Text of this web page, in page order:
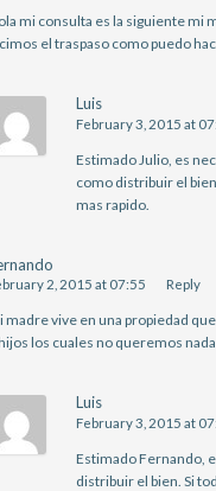
mi consulta es la siguiente mi
el traspaso como puedo
Luis
February 3, 2015 at
Estimado Julio, es
como distribuir el
mas rapido.
2, 2015 at 07:55 Reply
madre vive en una propiedad
los cuales no queremos
Luis
February 3, 2015 at
Estimado Fernando,
distribuir el bien. Si